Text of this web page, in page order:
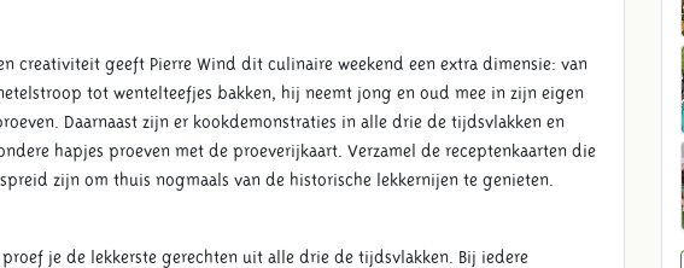
creativiteit geeft Pierre Wind dit culinaire weekend een extra dimensie: van
tot wentelteefjes bakken, hij neemt jong en oud mee in zijn eigen
Daarnaast zijn er kookdemonstraties in alle drie de tijdsvlakken en
hapjes proeven met de proeverijkaart. Verzamel de receptenkaarten die
zijn om thuis nogmaals van de historische lekkernijen te genieten.
je de lekkerste gerechten uit alle drie de tijdsvlakken. Bij iedere